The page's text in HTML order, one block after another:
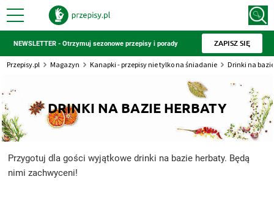
NEWSLETTER - Otrzymuj sezonowe przepisy i porady ZAPISZ SIĘ
Przepisy.pl Magazyn Kanapki - przepisy nie tylko na śniadanie Drinki na
DRINKI NA BAZIE HERBATY
Przygotuj dla gości wyjątkowe drinki na bazie herbaty. Będą
nimi zachwyceni!